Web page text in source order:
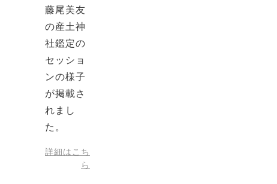
藤尾美友
の産土神
社鑑定の
セッショ
ンの様子
が掲載さ
れまし
た。
詳細はこち
ら